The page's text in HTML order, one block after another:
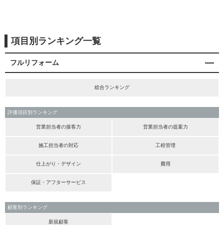
項目別ランキング一覧
フルリフォーム
総合ランキング
評価項目別ランキング
営業担当者の接客力 営業担当者の提案力
施工担当者の対応 工程管理
仕上がり・デザイン 費用
保証・アフターサービス
顧客別ランキング
新規顧客